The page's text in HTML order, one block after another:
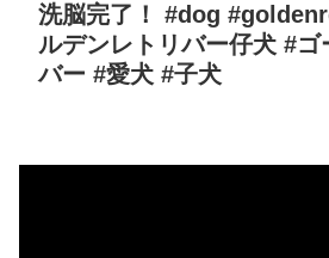
洗脳完了！ #dog
ルデンレトリバー仔犬 #ゴ
バー #愛犬 #子犬